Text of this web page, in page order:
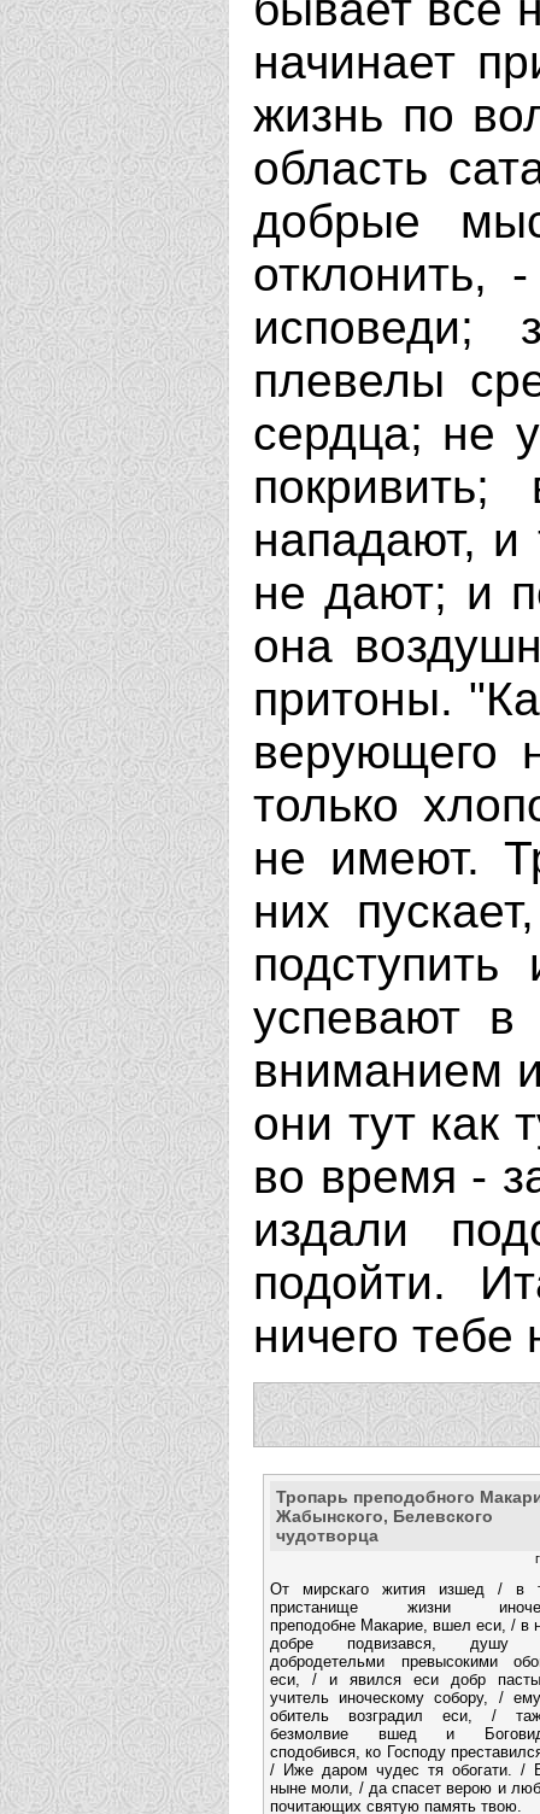
начинает
жизнь по
область
добрые
отклонить,
исповеди;
плевелы
сердца; не
нападают, и
не дают; и
она
притоны.
верующего
только
не имеют.
них
успевают
вниманием
они тут как
во время -
издали
подойти.
ничего тебе
Тропарь преподобного
Жабынского, Белевского
чудотворца
От мирскаго жития изшед / в
пристанище жизни
преподобне Макарие, вшел еси, / в
добре подвизався, душу
добродетельми превысокими
еси, / и явился еси добр
учитель иноческому собору, /
обитель возградил еси, /
безмолвие вшед и
сподобився, ко Господу
/ Иже даром чудес тя обогати. /
ныне моли, / да спасет верою и
почитающих святую память твою.